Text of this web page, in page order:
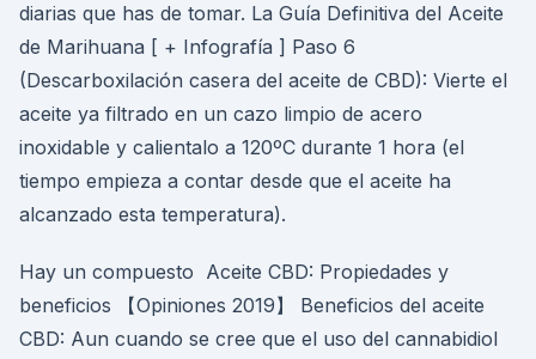
diarias que has de tomar. La Guía Definitiva del Aceite
de Marihuana [ + Infografía ] Paso 6
(Descarboxilación casera del aceite de CBD): Vierte el
aceite ya filtrado en un cazo limpio de acero
inoxidable y calientalo a 120ºC durante 1 hora (el
tiempo empieza a contar desde que el aceite ha
alcanzado esta temperatura).
Hay un compuesto Aceite CBD: Propiedades y
beneficios 【Opiniones 2019】 Beneficios del aceite
CBD: Aun cuando se cree que el uso del cannabidiol